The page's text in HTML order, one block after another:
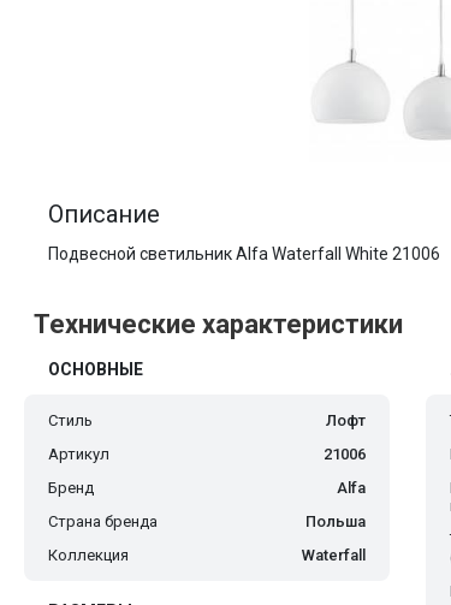
Описание
Подвесной светильник Alfa Waterfall White 21006
Технические характеристики
ОСНОВНЫЕ
Стиль
Лофт
Артикул
21006
Бренд
Alfa
Страна бренда
Польша
Коллекция
Waterfall